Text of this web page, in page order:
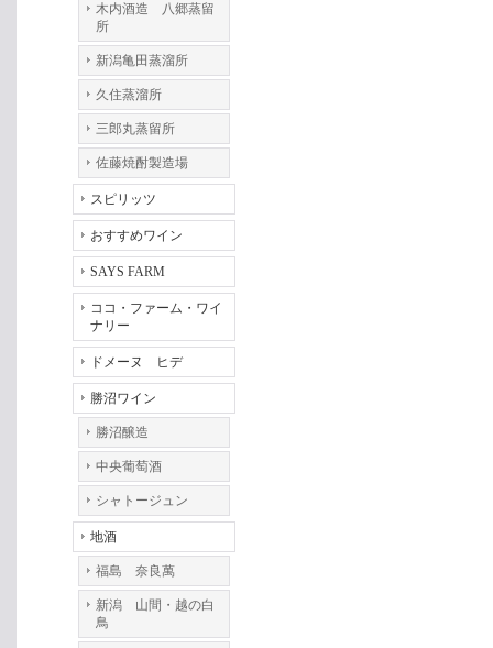
木内酒造 八郷蒸留
所
新潟亀田蒸溜所
久住蒸溜所
三郎丸蒸留所
佐藤焼酎製造場
スピリッツ
おすすめワイン
SAYS FARM
ココ・ファーム・ワイ
ナリー
ドメーヌ ヒデ
勝沼ワイン
勝沼醸造
中央葡萄酒
シャトージュン
地酒
福島 奈良萬
新潟 山間・越の白
鳥